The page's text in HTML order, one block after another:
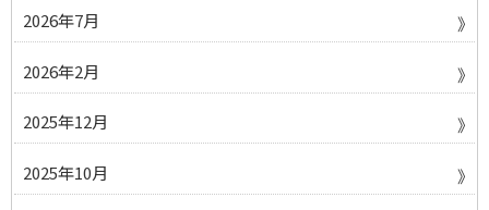
2026年7月
2026年2月
2025年12月
2025年10月